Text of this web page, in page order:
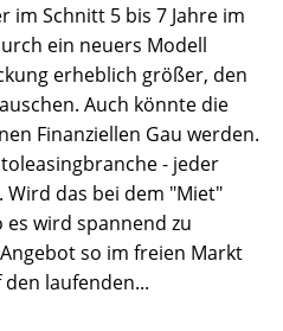
im Schnitt 5 bis 7 Jahre im
ein neuers Modell
erheblich größer, den
Auch könnte die
Finanziellen Gau werden.
- jeder
Wird das bei dem "Miet"
es wird spannend zu
so im freien Markt
laufenden...